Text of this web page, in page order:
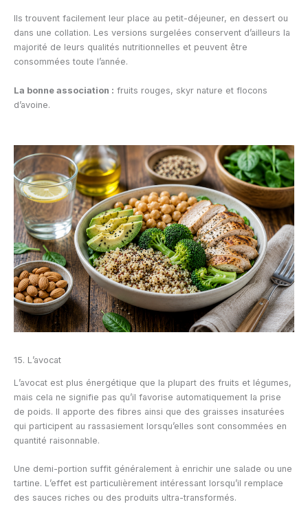
Ils trouvent facilement leur place au petit-déjeuner, en dessert ou
dans une collation. Les versions surgelées conservent d’ailleurs la
majorité de leurs qualités nutritionnelles et peuvent être
consommées toute l’année.
La bonne association : fruits rouges, skyr nature et flocons
d’avoine.
15. L’avocat
L’avocat est plus énergétique que la plupart des fruits et légumes,
mais cela ne signifie pas qu’il favorise automatiquement la prise
de poids. Il apporte des fibres ainsi que des graisses insaturées
qui participent au rassasiement lorsqu’elles sont consommées en
quantité raisonnable.
Une demi-portion suffit généralement à enrichir une salade ou une
tartine. L’effet est particulièrement intéressant lorsqu’il remplace
des sauces riches ou des produits ultra-transformés.